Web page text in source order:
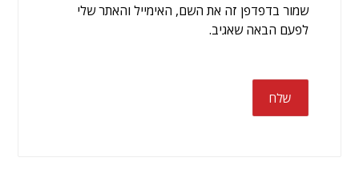
שמור בדפדפן זה את השם, האימייל והאתר שלי
לפעם הבאה שאגיב.
שלח